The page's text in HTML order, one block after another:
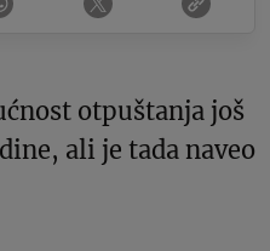
otpuštanja još
ali je tada naveo